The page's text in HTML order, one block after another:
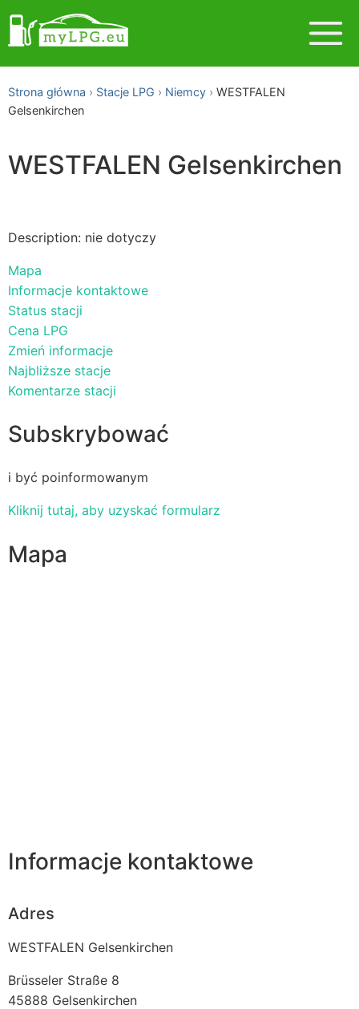
Strona główna Stacje LPG Niemcy
WESTFALEN
Gelsenkirchen
WESTFALEN Gelsenkirchen
Description: nie dotyczy
Mapa
Informacje kontaktowe
Status stacji
Cena LPG
Zmień informacje
Najbliższe stacje
Komentarze stacji
Subskrybować
i być poinformowanym
Kliknij tutaj, aby uzyskać formularz
Mapa
Informacje kontaktowe
Adres
WESTFALEN Gelsenkirchen
Brüsseler Straße 8
45888 Gelsenkirchen